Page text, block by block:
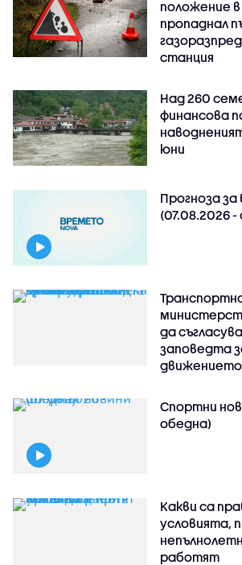
положение
пропаднал
станция
Над 260
финансова
юни
Прогноза
(07.08.2026 -
да
заповедта
движението
Спортни
обедна)
Какви са
условията,
работят